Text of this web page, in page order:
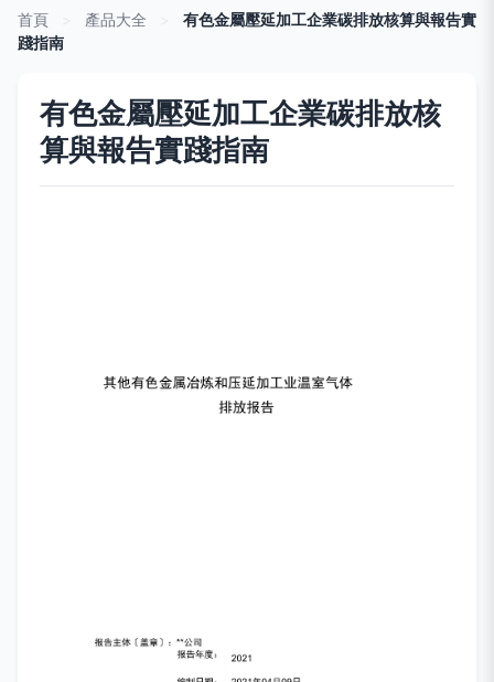
首頁 產品大全
有色金屬壓延加工企業碳排放核算與報告實
踐指南
有色金屬壓延加工企業碳排放核
算與報告實踐指南